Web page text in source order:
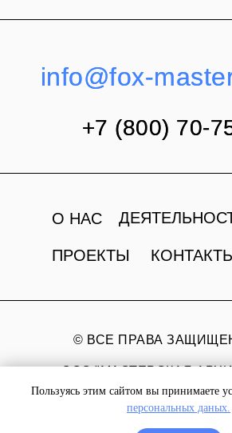
Пользуясь этим сайтом вы принимаете
персональных даных.
ПРОЕКТЫ
О НАС
+7 (800) 70-
+7 (800) 70-
info@fox-
info@fox-
ООО "МАСТЕРСКАЯ
И ДИЗАЙНА
© ВСЕ ПРАВА